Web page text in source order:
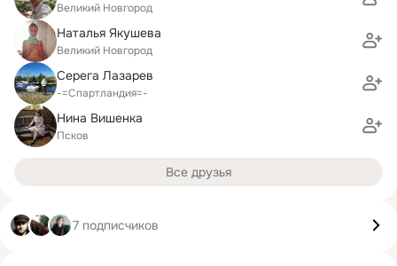
Великий Новгород
Наталья Якушева
Великий Новгород
Серега Лазарев
-=Спартландия=-
Нина Вишенка
Псков
Все друзья
7 подписчиков